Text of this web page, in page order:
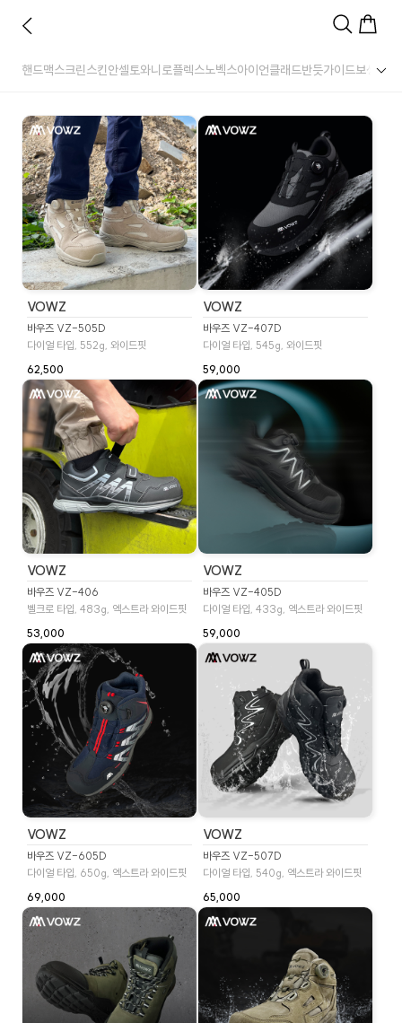
핸드맥스크린스킨안셀토와니로플렉스노벡스아이언클래드반듯가이드보생명진
VOWZ
바우즈 VZ-505D
다이얼 타입, 552g, 와이드핏
62,500
VOWZ
바우즈 VZ-407D
다이얼 타입, 545g, 와이드핏
59,000
VOWZ
바우즈 VZ-406
벨크로 타입, 483g, 엑스트라 와이드핏
53,000
VOWZ
바우즈 VZ-405D
다이얼 타입, 433g, 엑스트라 와이드핏
59,000
VOWZ
바우즈 VZ-605D
다이얼 타입, 650g, 엑스트라 와이드핏
69,000
VOWZ
바우즈 VZ-507D
다이얼 타입, 540g, 엑스트라 와이드핏
65,000